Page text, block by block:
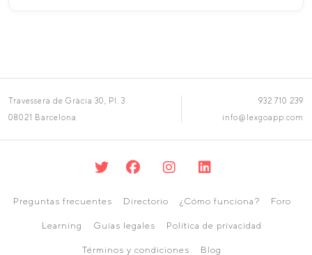
Travessera de Gràcia 30, Pl. 3
08021 Barcelona
932 710 239
info@lexgoapp.com
Preguntas frecuentes Directorio ¿Cómo funciona? Foro
Learning Guías legales Política de privacidad
Términos y condiciones Blog